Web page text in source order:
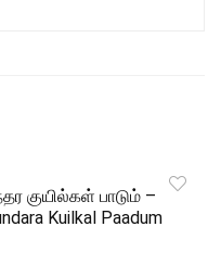
குயில்கள் பாடும் –
Kuilkal Paadum